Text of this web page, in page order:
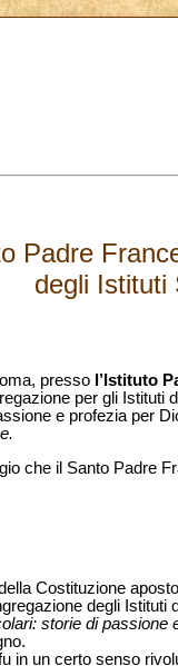
Padre
degli Istituti
presso l’Istituto
per gli Istituti
e profezia per
che il Santo Padre
Costituzione
degli
storie di passione
in un certo senso